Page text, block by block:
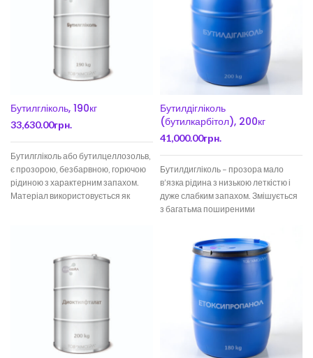
Бутилгліколь, 190кг
33,630.00грн.
Бутилгліколь або бутилцеллозольв,
є прозорою, безбарвною, горючою
рідиною з характерним запахом.
Матеріал використовується як
Бутилдігліколь
(бутилкарбітол), 200кг
41,000.00грн.
Бутилдигліколь – прозора мало
в’язка рідина з низькою леткістю і
дуже слабким запахом. Змішується
з багатьма поширеними